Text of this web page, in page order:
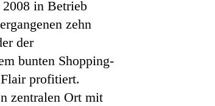
in Betrieb
zehn
der
bunten Shopping-
profitiert.
zentralen Ort mit